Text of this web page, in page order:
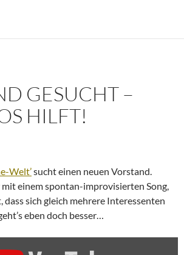
GESUCHT –
HILFT!
Welt’sucht einen neuen Vorstand.
einem spontan-improvisierten Song,
dass sich gleich mehrere Interessenten
eben doch besser…